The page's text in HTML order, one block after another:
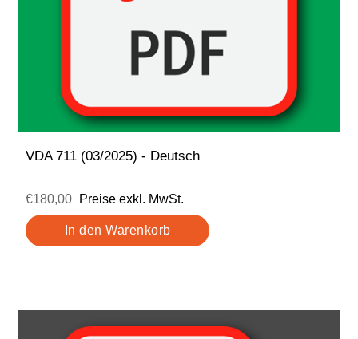
VDA 711 (03/2025) - Deutsch
€180,00 Preise exkl. MwSt.